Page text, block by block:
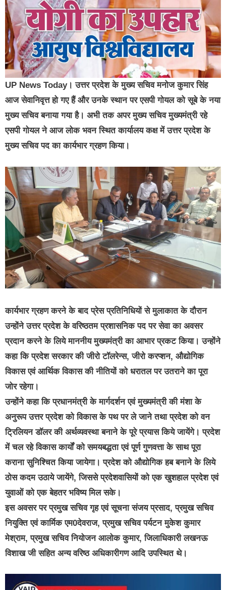
UP News Today। उत्तर प्रदेश के मुख्य सचिव मनोज कुमार सिंह
आज सेवानिवृत्त हो गए हैं और उनके स्थान पर एसपी गोयल को सूबे के नया
मुख्य सचिव बनाया गया है। अभी तक अपर मुख्य सचिव मुख्यमंत्री रहे
एसपी गोयल ने आज लोक भवन स्थित कार्यालय कक्ष में उत्तर प्रदेश के
मुख्य सचिव पद का कार्यभार ग्रहण किया।
कार्यभार ग्रहण करने के बाद प्रेस प्रतिनिधियों से मुलाकात के दौरान
उन्होंने उत्तर प्रदेश के वरिष्ठतम प्रशासनिक पद पर सेवा का अवसर
प्रदान करने के लिये माननीय मुख्यमंत्री का आभार प्रकट किया। उन्होंने
कहा कि प्रदेश सरकार की जीरो टॉलरेन्स, जीरो करप्शन, औद्योगिक
विकास एवं आर्थिक विकास की नीतियों को धरातल पर उतराने का पूरा
जोर रहेगा।
उन्होंने कहा कि प्रधानमंत्री के मार्गदर्शन एवं मुख्यमंत्री की मंशा के
अनुरूप उत्तर प्रदेश को विकास के पथ पर ले जाने तथा प्रदेश को वन
ट्रिलियन डॉलर की अर्थव्यवस्था बनाने के पूरे प्रयास किये जायेंगे। प्रदेश
में चल रहे विकास कार्यों को समयबद्धता एवं पूर्ण गुणवत्ता के साथ पूरा
कराना सुनिश्चित किया जायेगा। प्रदेश को औद्योगिक हब बनाने के लिये
ठोस कदम उठाये जायेंगे, जिससे प्रदेशवासियों को एक खुशहाल प्रदेश एवं
युवाओं को एक बेहतर भविष्य मिल सके।
इस अवसर पर प्रमुख सचिव गृह एवं सूचना संजय प्रसाद, प्रमुख सचिव
नियुक्ति एवं कार्मिक एम0देवराज, प्रमुख सचिव पर्यटन मुकेश कुमार
मेश्राम, प्रमुख सचिव नियोजन आलोक कुमार, जिलाधिकारी लखनऊ
विशाख जी सहित अन्य वरिष्ठ अधिकारीगण आदि उपस्थित थे।